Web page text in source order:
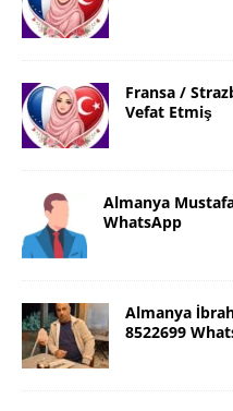
Fransa /
Vefat Etmiş
Almanya
WhatsApp
Almanya
8522699